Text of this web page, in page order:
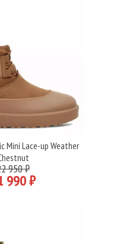
Mini Lace-up Weather
950 ₽
990 ₽